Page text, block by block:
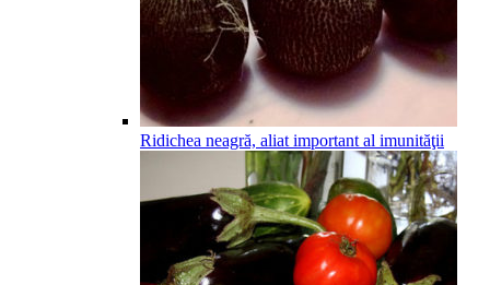
Ridichea neagră, aliat important al imunităţii